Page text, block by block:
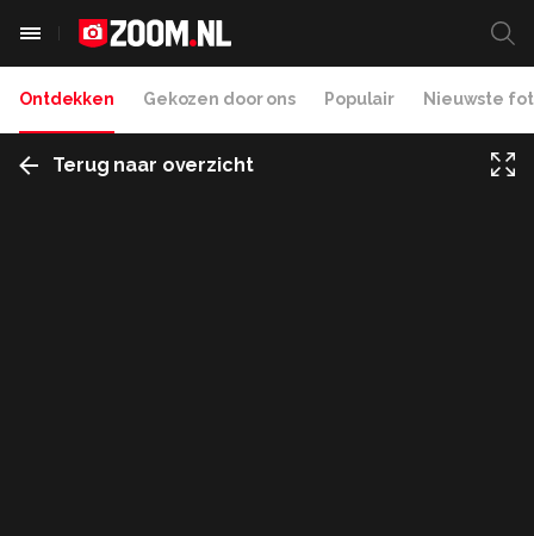
Ontdekken Gekozen door ons Populair Nieuwste
Terug naar overzicht